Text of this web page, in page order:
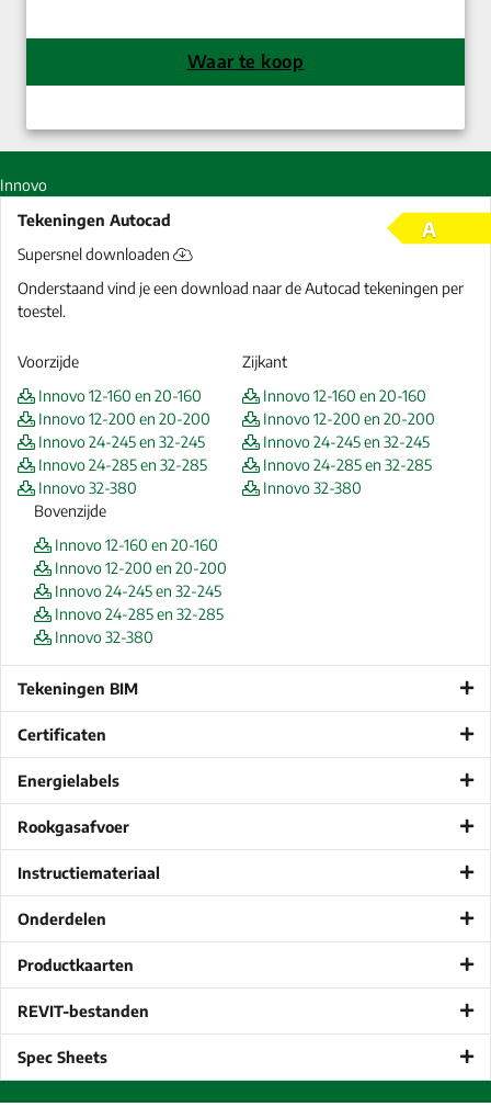
Waar te koop
Innovo
A
Tekeningen Autocad
Supersnel downloaden
Onderstaand vind je een download naar de Autocad tekeningen per
toestel.
Voorzijde
Innovo 12-160 en 20-160
Innovo 12-200 en 20-200
Innovo 24-245 en 32-245
Innovo 24-285 en 32-285
Innovo 32-380
Zijkant
Innovo 12-160 en 20-160
Innovo 12-200 en 20-200
Innovo 24-245 en 32-245
Innovo 24-285 en 32-285
Innovo 32-380
Bovenzijde
Innovo 12-160 en 20-160
Innovo 12-200 en 20-200
Innovo 24-245 en 32-245
Innovo 24-285 en 32-285
Innovo 32-380
Tekeningen BIM
Certificaten
Energielabels
Rookgasafvoer
Instructiemateriaal
Onderdelen
Productkaarten
REVIT-bestanden
Spec Sheets